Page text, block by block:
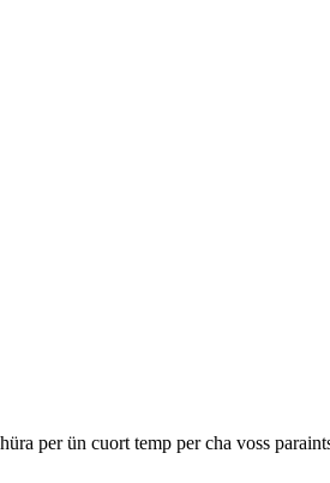
per ün cuort temp per cha voss